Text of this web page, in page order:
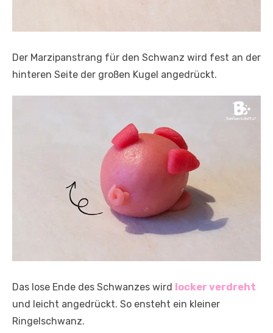
Der Marzipanstrang für den Schwanz wird fest an der
hinteren Seite der großen Kugel angedrückt.
Das lose Ende des Schwanzes wird
locker verdreht
und leicht angedrückt. So ensteht ein kleiner
Ringelschwanz.